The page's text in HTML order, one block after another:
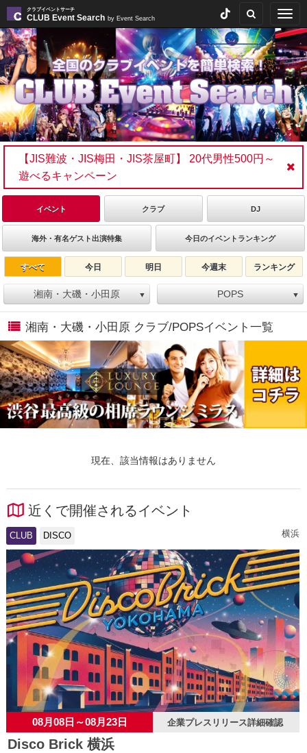
クラブイベントサーチ
CLUB Event Search by Event Search
【JIS難波・JIS梅田・JIS茶屋町】 20代男性500円～
遊べるキャンペーン
イベント クラブ DJ
海外・有名ゲスト出演特集 今日のイベントランキング
すべて 今日 明日 今週末 ランキング
湘南・大磯・小田原 ▼ POPS ▼
湘南・大磯・小田原 クラブ/POPSイベント一覧
現在、該当情報はありません
近くで開催されるイベント
CLUB DISCO 横浜
08月08日～08月23日 企業プレスリリース詳細確認
Disco Brick 横浜